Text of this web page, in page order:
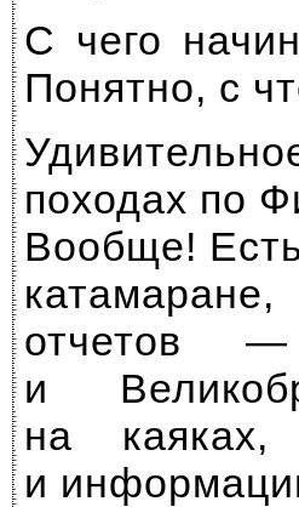
С чего
Понятно, с
походах по
Вообще!
отчетов
и
на
и